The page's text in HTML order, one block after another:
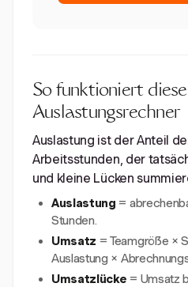
So funktioniert
Auslastungsrechner
Auslastung ist der Anteil
Arbeitsstunden, der
und kleine Lücken
Auslastung =
Stunden.
Umsatz = Teamgröße ×
Auslastung ×
Umsatzlücke = Umsatz